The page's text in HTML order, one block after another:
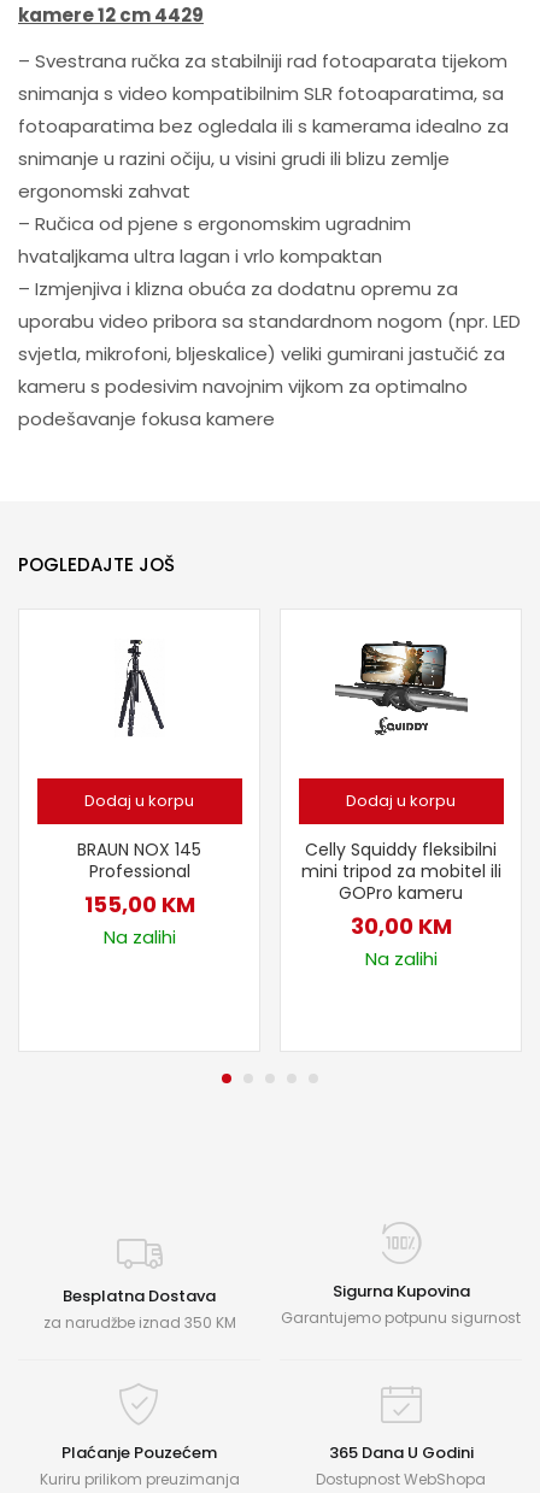
kamere 12 cm 4429
– Svestrana ručka za stabilniji rad fotoaparata tijekom
snimanja s video kompatibilnim SLR fotoaparatima, sa
fotoaparatima bez ogledala ili s kamerama idealno za
snimanje u razini očiju, u visini grudi ili blizu zemlje
ergonomski zahvat
– Ručica od pjene s ergonomskim ugradnim
hvataljkama ultra lagan i vrlo kompaktan
– Izmjenjiva i klizna obuća za dodatnu opremu za
uporabu video pribora sa standardnom nogom (npr. LED
svjetla, mikrofoni, bljeskalice) veliki gumirani jastučić za
kameru s podesivim navojnim vijkom za optimalno
podešavanje fokusa kamere
POGLEDAJTE JOŠ
Dodaj u korpu
BRAUN NOX 145
Professional
155,00 KM
Na zalihi
Dodaj u korpu
Celly Squiddy fleksibilni
mini tripod za mobitel ili
GOPro kameru
30,00 KM
Na zalihi
Besplatna Dostava
za narudžbe iznad 350 KM
Sigurna Kupovina
Garantujemo potpunu sigurnost
Plaćanje Pouzećem
Kuriru prilikom preuzimanja
365 Dana U Godini
Dostupnost WebShopa